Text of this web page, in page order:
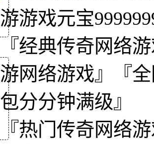
游游戏元宝
『经典传奇网络
游网络游戏』『
包分分钟满级』
『热门传奇网络